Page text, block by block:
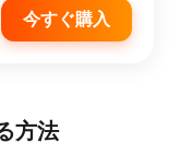
今すぐ購入
方法